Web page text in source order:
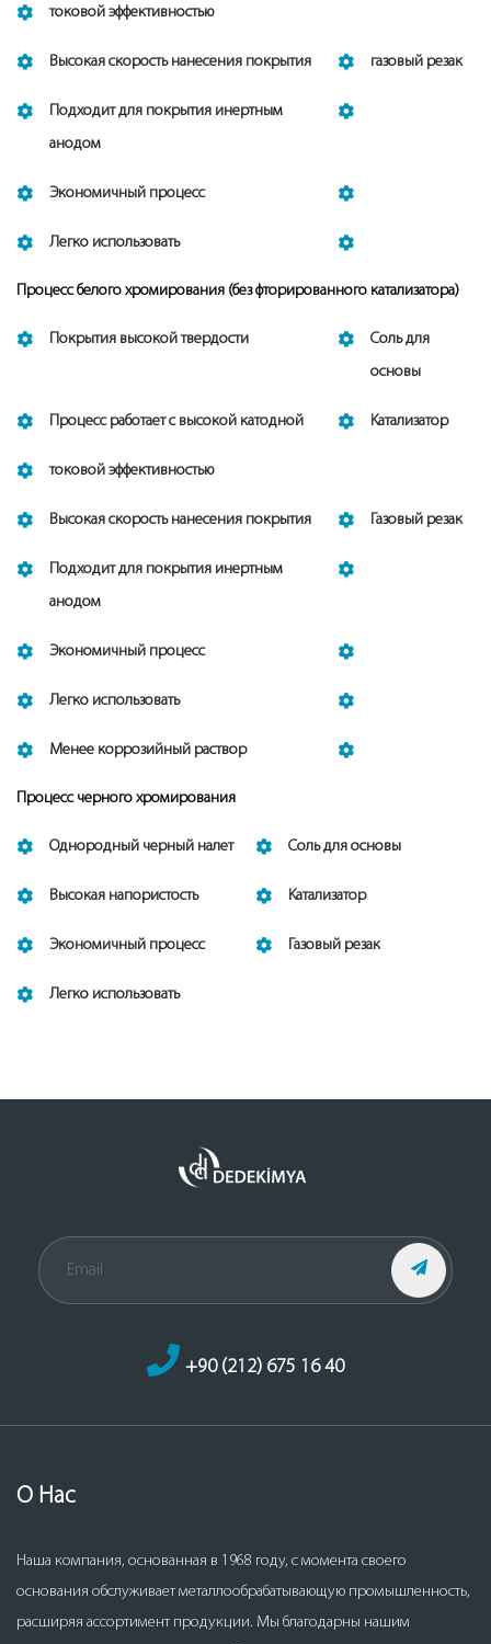
токовой эффективностью
Высокая скорость нанесения покрытия газовый резак
Подходит для покрытия инертным
анодом
Экономичный процесс
Легко использовать
Процесс белого хромирования (без фторированного катализатора)
Покрытия высокой твердости
Соль для
основы
Процесс работает с высокой катодной
токовой эффективностью
Kaтализатор
Высокая скорость нанесения покрытия Газовый резак
Подходит для покрытия инертным
анодом
Экономичный процесс
Легко использовать
Менее коррозийный раствор
Процесс черного хромирования
Однородный черный налет Соль для основы
Высокая напористость Kaтализатор
Экономичный процесс Газовый резак
Легко использовать
+90 (212) 675 16 40
О Нас
Наша компания, основанная в 1968 году, с момента своего
основания обслуживает металлообрабатывающую промышленность,
расширяя ассортимент продукции. Мы благодарны нашим